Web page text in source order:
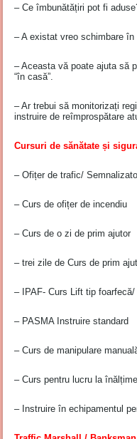
– Ce îmbunătățiri pot fi
– A existat vreo schimbare
– Aceasta vă poate ajuta să
“în casă”.
– Ar trebui să monitorizați
instruire de reîmprospătare
Cursuri de sănătate și
– Ofițer de trafic/
– Curs de ofițer de incendiu
– Curs de o zi de prim ajutor
– trei zile de Curs de prim
– IPAF- Curs Lift tip
– PASMA Instruire standard
– Curs de manipulare
– Curs pentru lucru la înălțime
– Instruire în echipamentul